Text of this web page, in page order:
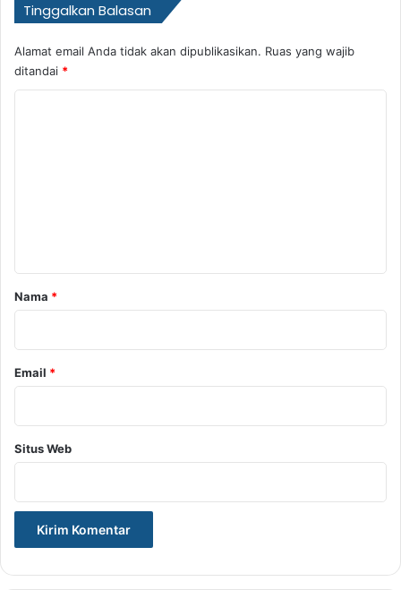
Tinggalkan Balasan
Alamat email Anda tidak akan dipublikasikan. Ruas yang wajib
ditandai *
r
Nama *
Email *
Situs Web